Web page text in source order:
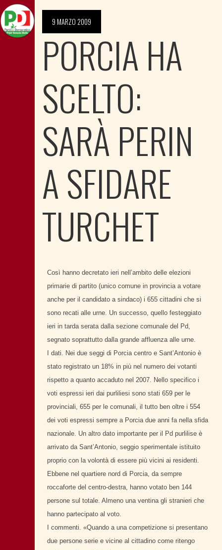
9 MARZO 2009
PORCIA HA
SCELTO:
SARÀ PERIN
A SFIDARE
TURCHET
Così hanno decretato ieri nell’ambito delle elezioni
primarie di partito (unico comune in provincia a votare
anche per il candidato a sindaco) i 655 cittadini che si
sono recati alle urne. Un successo, quello festeggiato
ieri in tarda serata dalla sezione comunale del Pd,
segnato soprattutto dalla grande affluenza alle urne.
I dati. Nei due seggi di Porcia centro e Sant’Antonio è
stato registrato un 18% in più nel numero dei votanti
rispetto a quanto accaduto nel 2007. Nello specifico i
voti espressi ieri dai purliliesi sono stati 659 per le
provinciali, 655 per le comunali, il tutto ben oltre i 554
dei voti espressi sempre a Porcia due anni fa nella sfida
nazionale. Un altro dato importante per il Pd purlilise è
arrivato da Sant’Antonio, seggio sperimentale istituito
proprio con la volontà di essere più vicini ai residenti.
Ebbene nel quartiere nord di Porcia, da sempre
roccaforte del centro-destra, hanno votato ben 144
persone sul totale. Almeno una ventina gli stranieri che
hanno partecipato al voto.
I commenti. «Quando a una competizione si presentano
due persone serie e vicine al cittadino come ritengo